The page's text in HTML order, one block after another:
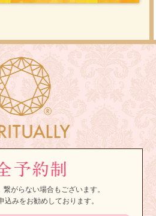
がらない場合もございます。
みをお勧めしております。